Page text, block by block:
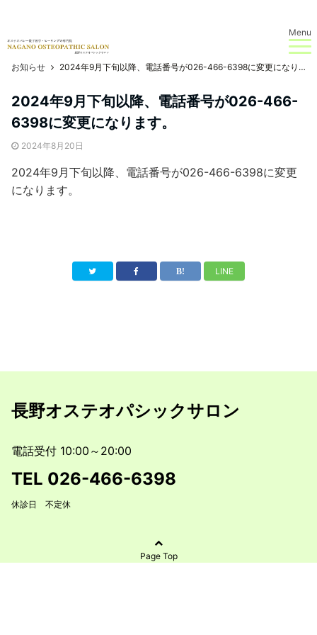
Menu
お知らせ 2024年9月下旬以降、電話番号が026-466-6398に変更になります。
2024年9月下旬以降、電話番号が026-466-
6398に変更になります。
2024年8月20日
2024年9月下旬以降、電話番号が026-466-6398に変更
になります。
LINE
長野オステオパシックサロン
電話受付 10:00～20:00
TEL 026-466-6398
休診日 不定休
Page Top